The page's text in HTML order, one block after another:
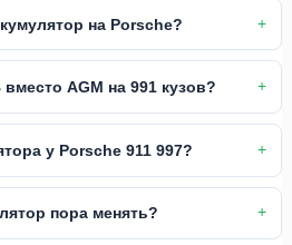
на Porsche?
AGM на 991 кузов?
у Porsche 911 997?
пора менять?